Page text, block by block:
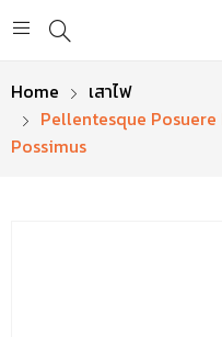
Home
เสาไฟ
Pellentesque
Possimus